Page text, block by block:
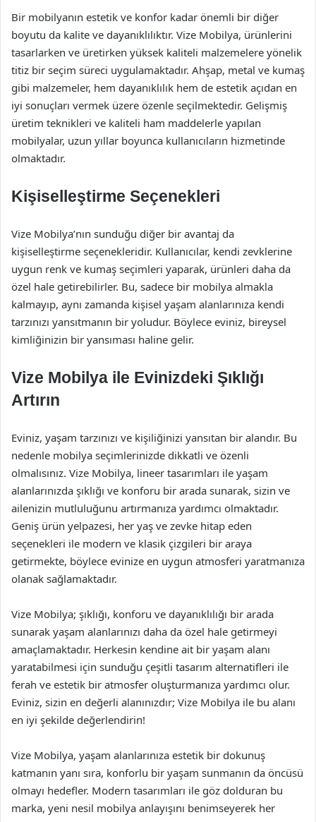
Bir mobilyanın estetik ve konfor kadar önemli bir diğer
boyutu da kalite ve dayanıklılıktır. Vize Mobilya, ürünlerini
tasarlarken ve üretirken yüksek kaliteli malzemelere yönelik
titiz bir seçim süreci uygulamaktadır. Ahşap, metal ve kumaş
gibi malzemeler, hem dayanıklılık hem de estetik açıdan en
iyi sonuçları vermek üzere özenle seçilmektedir. Gelişmiş
üretim teknikleri ve kaliteli ham maddelerle yapılan
mobilyalar, uzun yıllar boyunca kullanıcıların hizmetinde
olmaktadır.
Kişiselleştirme Seçenekleri
Vize Mobilya’nın sunduğu diğer bir avantaj da
kişiselleştirme seçenekleridir. Kullanıcılar, kendi zevklerine
uygun renk ve kumaş seçimleri yaparak, ürünleri daha da
özel hale getirebilirler. Bu, sadece bir mobilya almakla
kalmayıp, aynı zamanda kişisel yaşam alanlarınıza kendi
tarzınızı yansıtmanın bir yoludur. Böylece eviniz, bireysel
kimliğinizin bir yansıması haline gelir.
Vize Mobilya ile Evinizdeki Şıklığı
Artırın
Eviniz, yaşam tarzınızı ve kişiliğinizi yansıtan bir alandır. Bu
nedenle mobilya seçimlerinizde dikkatli ve özenli
olmalısınız. Vize Mobilya, lineer tasarımları ile yaşam
alanlarınızda şıklığı ve konforu bir arada sunarak, sizin ve
ailenizin mutluluğunu artırmanıza yardımcı olmaktadır.
Geniş ürün yelpazesi, her yaş ve zevke hitap eden
seçenekleri ile modern ve klasik çizgileri bir araya
getirmekte, böylece evinize en uygun atmosferi yaratmanıza
olanak sağlamaktadır.
Vize Mobilya; şıklığı, konforu ve dayanıklılığı bir arada
sunarak yaşam alanlarınızı daha da özel hale getirmeyi
amaçlamaktadır. Herkesin kendine ait bir yaşam alanı
yaratabilmesi için sunduğu çeşitli tasarım alternatifleri ile
ferah ve estetik bir atmosfer oluşturmanıza yardımcı olur.
Eviniz, sizin en değerli alanınızdır; Vize Mobilya ile bu alanı
en iyi şekilde değerlendirin!
Vize Mobilya, yaşam alanlarınıza estetik bir dokunuş
katmanın yanı sıra, konforlu bir yaşam sunmanın da öncüsü
olmayı hedefler. Modern tasarımları ile göz dolduran bu
marka, yeni nesil mobilya anlayışını benimseyerek her